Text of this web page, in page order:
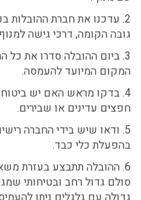
2. עדכנו את חברת ההובלות
גובה הקומה, דרכי גישה
3. ביום ההובלה סדרו את
המקום המיועד להעמסה.
4. בדקו מראש האם יש
חפצים עדינים או שבירים.
5. ודאו שיש בידי החברה
בהפעלת כלי כבד.
6. ההובלה תתבצע בעזרת
סולם גדול רחב ובטיחותי